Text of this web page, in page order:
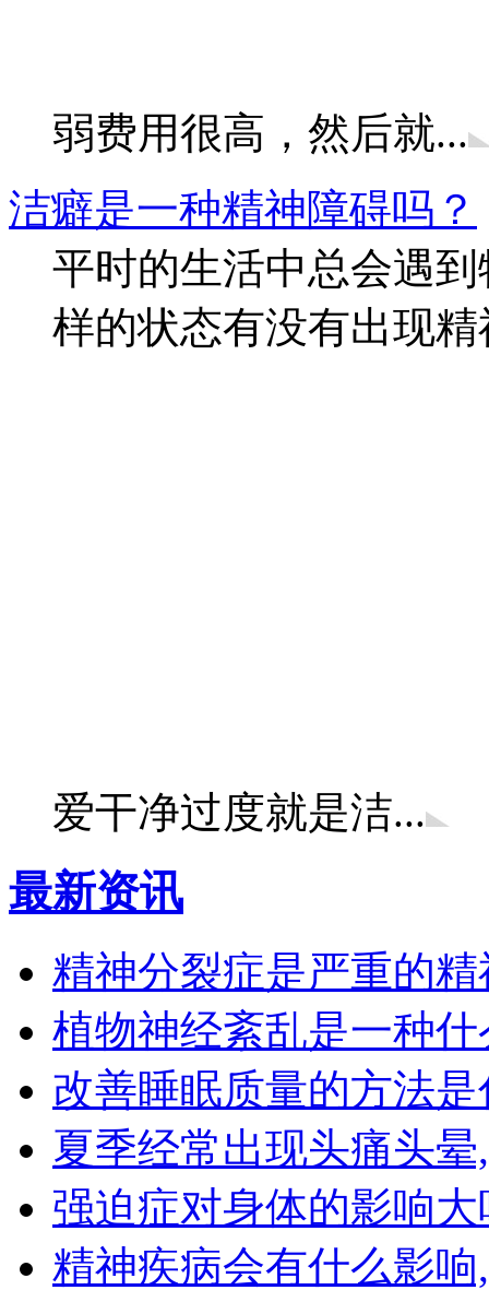
弱费用很高，然后就...
洁癖是一种精神障碍吗？
平时的生活中总会遇
样的状态有没有出现
爱干净过度就是洁...
最新资讯
精神分裂症是严重的
植物神经紊乱是一种
改善睡眠质量的方法
夏季经常出现头痛头
强迫症对身体的影响
精神疾病会有什么影